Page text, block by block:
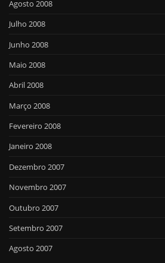
Agosto 2008
Julho 2008
Junho 2008
Maio 2008
Abril 2008
Março 2008
Fevereiro 2008
Janeiro 2008
Dezembro 2007
Novembro 2007
Outubro 2007
Setembro 2007
Agosto 2007